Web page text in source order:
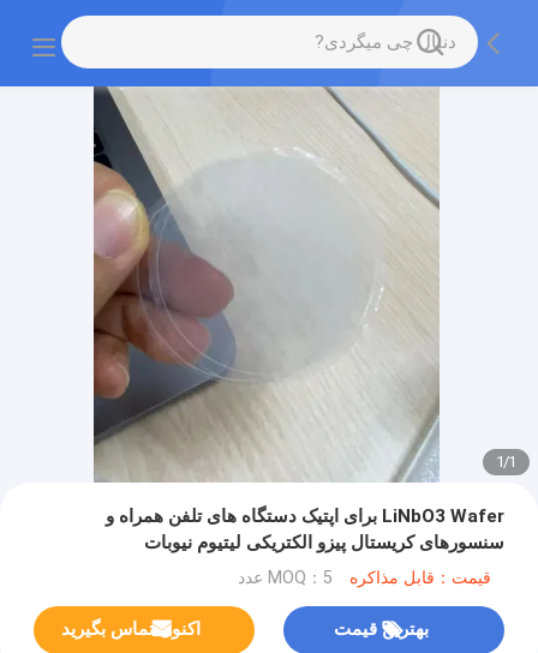
1
/
1
LiNbO3 Wafer برای اپتیک دستگاه های تلفن همراه و
سنسورهای کریستال پیزو الکتریکی لیتیوم نیوبات
قیمت：قابل مذاکره MOQ：5 عدد
بهترین قیمت اکنون تماس بگیرید